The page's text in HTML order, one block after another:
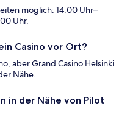
möglich: 14:00 Uhr–
Uhr.
Casino vor Ort?
aber Grand Casino Helsinki
Nähe.
in der Nähe von Pilot